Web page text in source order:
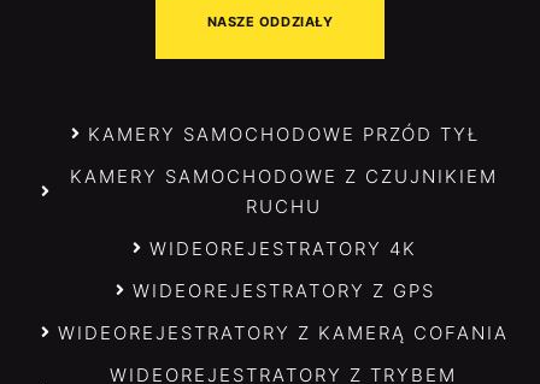
NASZE ODDZIAŁY
KAMERY SAMOCHODOWE PRZÓD TYŁ
KAMERY SAMOCHODOWE Z CZUJNIKIEM
RUCHU
WIDEOREJESTRATORY 4K
WIDEOREJESTRATORY Z GPS
WIDEOREJESTRATORY Z KAMERĄ COFANIA
WIDEOREJESTRATORY Z TRYBEM